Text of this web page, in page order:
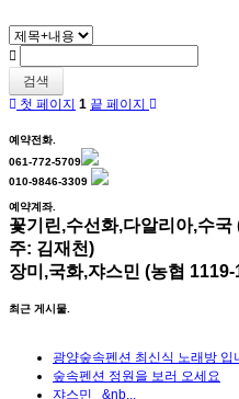
검색
첫 페이지 1 끝 페이지
예약전화.
061-772-5709
010-9846-3309
예약계좌.
꽃기린,수선화,다알리아,수
주: 김재천)
장미,국화,쟈스민 (농협
최근 게시물.
광양숲속펜션 최신식 노래방 입
숲속펜션 정원을 보러 오세요
쟈스민 &nb...